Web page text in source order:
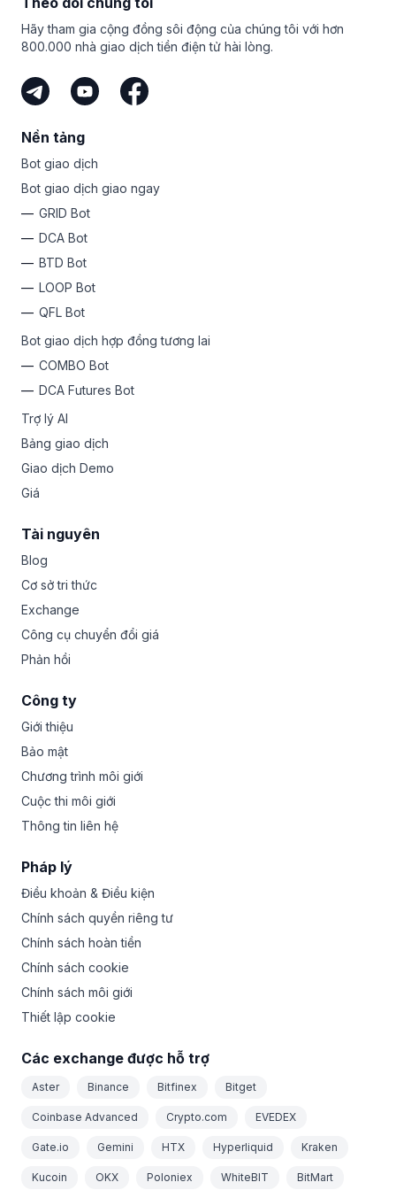
Hãy tham gia cộng đồng sôi động của chúng tôi với hơn
800.000 nhà giao dịch tiền điện tử hài lòng.
Nền tảng
Bot giao dịch
Bot giao dịch giao ngay
GRID Bot
DCA Bot
BTD Bot
LOOP Bot
QFL Bot
Bot giao dịch hợp đồng tương lai
COMBO Bot
DCA Futures Bot
Trợ lý AI
Bảng giao dịch
Giao dịch Demo
Giá
Tài nguyên
Blog
Cơ sở tri thức
Exchange
Công cụ chuyển đổi giá
Phản hồi
Công ty
Giới thiệu
Bảo mật
Chương trình môi giới
Cuộc thi môi giới
Thông tin liên hệ
Pháp lý
Điều khoản & Điều kiện
Chính sách quyền riêng tư
Chính sách hoàn tiền
Chính sách cookie
Chính sách môi giới
Thiết lập cookie
Các exchange được hỗ trợ
Aster Binance Bitfinex Bitget
Coinbase Advanced Crypto.com EVEDEX
Gate.io Gemini HTX Hyperliquid Kraken
Kucoin OKX Poloniex WhiteBIT BitMart